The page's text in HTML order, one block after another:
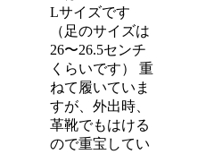
Lサイズです
（足のサイズは
26〜26.5センチ
くらいです） 重
ねて履いていま
すが、外出時、
革靴でもはける
ので重宝してい